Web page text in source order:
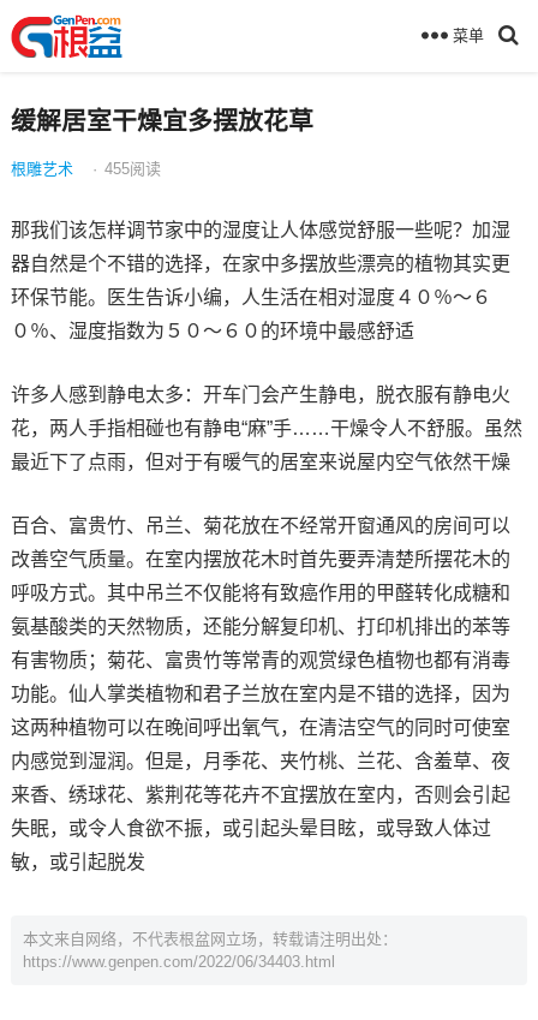
菜单
缓解居室干燥宜多摆放花草
根雕艺术 · 455阅读
那我们该怎样调节家中的湿度让人体感觉舒服一些呢？加湿
器自然是个不错的选择，在家中多摆放些漂亮的植物其实更
环保节能。医生告诉小编，人生活在相对湿度４０％～６
０％、湿度指数为５０～６０的环境中最感舒适
许多人感到静电太多：开车门会产生静电，脱衣服有静电火
花，两人手指相碰也有静电“麻”手……干燥令人不舒服。虽然
最近下了点雨，但对于有暖气的居室来说屋内空气依然干燥
百合、富贵竹、吊兰、菊花放在不经常开窗通风的房间可以
改善空气质量。在室内摆放花木时首先要弄清楚所摆花木的
呼吸方式。其中吊兰不仅能将有致癌作用的甲醛转化成糖和
氨基酸类的天然物质，还能分解复印机、打印机排出的苯等
有害物质；菊花、富贵竹等常青的观赏绿色植物也都有消毒
功能。仙人掌类植物和君子兰放在室内是不错的选择，因为
这两种植物可以在晚间呼出氧气，在清洁空气的同时可使室
内感觉到湿润。但是，月季花、夹竹桃、兰花、含羞草、夜
来香、绣球花、紫荆花等花卉不宜摆放在室内，否则会引起
失眠，或令人食欲不振，或引起头晕目眩，或导致人体过
敏，或引起脱发
本文来自网络，不代表根盆网立场，转载请注明出处：
https://www.genpen.com/2022/06/34403.html